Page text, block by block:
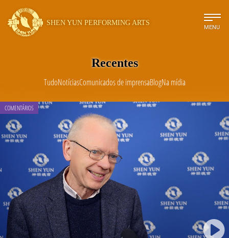
SHEN YUN PERFORMING ARTS
MENU
Recentes
TudoNotíciasComunicados de imprensaBlogNa mídia
COMENTÁRIOS